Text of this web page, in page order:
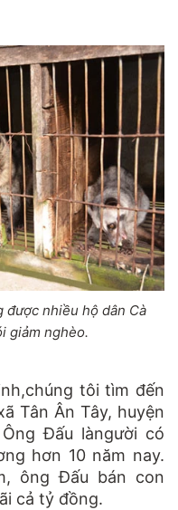
được nhiều hộ dân Cà
giảm nghèo.
tôi tìm đến
Tân Ân Tây, huyện
Đấu làngười có
hơn 10 năm nay.
ông Đấu bán con
cả tỷ đồng.